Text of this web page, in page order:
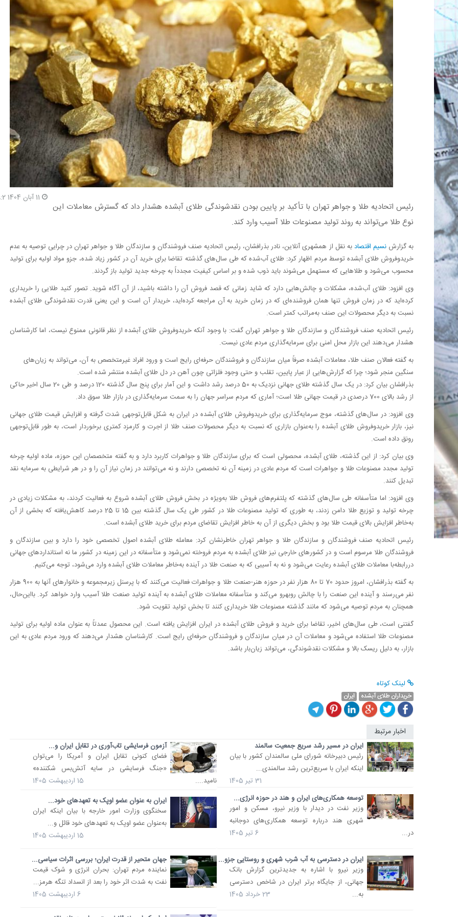
رئیس اتحادیه طلا و جواهر تهران با تأکید بر پایین بودن نقدشوندگی طلای آبشده هشدار داد که گسترش معاملات این
نوع طلا می‌تواند به روند تولید مصنوعات طلا آسیب وارد کند.
به گزارشنسیم اقتصادبه نقل از همشهری آنلاین، نادر بذرافشان، رئیس اتحادیه صنف فروشندگان و سازندگان طلا و جواهر تهران در چرایی توصیه به عدم
خریدوفروش طلای آبشده توسط مردم اظهار کرد: طلای آب‌شده که طی سال‌های گذشته تقاضا برای خرید آن در کشور زیاد شده، جزو مواد اولیه برای تولید
محسوب می‌شود و طلاهایی که مستهمل می‌شوند باید ذوب شده و بر اساس کیفیت مجدداً به چرخه جدید تولید باز گردند.
وی افزود: طلای آب‌شده، مشکلات و چالش‌هایی دارد که شاید زمانی که قصد فروش آن را داشته باشید، از آن آگاه شوید. تصور کنید طلایی را خریداری
کرده‌اید که در زمان فروش تنها همان فروشنده‌ای که در زمان خرید به آن مراجعه کرده‌اید، خریدار آن است و این یعنی قدرت نقدشوندگی طلای آبشده
نسبت به دیگر محصولات این صنف به‌مراتب کمتر است.
رئیس اتحادیه صنف فروشندگان و سازندگان طلا و جواهر تهران گفت: با وجود آنکه خریدوفروش طلای آبشده از نظر قانونی ممنوع نیست، اما کارشناسان
هشدار می‌دهند این بازار محل امنی برای سرمایه‌گذاری مردم عادی نیست.
به گفته فعالان صنف طلا، معاملات آبشده صرفاً میان سازندگان و فروشندگان حرفه‌ای رایج است و ورود افراد غیرمتخصص به آن، می‌تواند به زیان‌های
سنگین منجر شود؛ چرا که گزارش‌هایی از عیار پایین، تقلب و حتی وجود فلزاتی چون آهن در دل طلای آبشده منتشر شده است.
بذرافشان بیان کرد: در یک سال گذشته طلای جهانی نزدیک به 50 درصد رشد داشت و این آمار برای پنج سال گذشته 120 درصد و طی 20 سال اخیر حاکی
از رشد بالای 700 درصدی در قیمت جهانی طلا است؛ آماری که مردم سراسر جهان را به سمت سرمایه‌گذاری در بازار طلا سوق داد.
وی افزود: در سال‌های گذشته، ‌موج سرمایه‌گذاری برای خریدوفروش طلای آبشده در ایران به شکل قابل‌توجهی شدت گرفته و افزایش قیمت طلای جهانی
نیز، بازار خریدوفروش طلای آبشده را به‌عنوان بازاری که نسبت به دیگر محصولات صنف طلا از اجرت و کارمزد کمتری برخوردار است، به طور قابل‌توجهی
رونق داده است.
وی بیان کرد: از این گذشته، طلای آبشده، محصولی است که برای سازندگان طلا و جواهرات کاربرد دارد و به گفته متخصصان این حوزه، ماده اولیه چرخه
تولید مجدد مصنوعات طلا و جواهرات است که مردم عادی در زمینه آن نه تخصصی دارند و نه می‌توانند در زمان نیاز آن را و در هر شرایطی به سرمایه نقد
تبدیل کنند.
وی افزود: اما متأسفانه طی سال‌های گذشته که پلتفرم‌های فروش طلا به‌ویژه در بخش فروش طلای آبشده شروع به فعالیت کردند، به مشکلات زیادی در
چرخه تولید و توزیع طلا دامن زدند، به طوری که تولید مصنوعات طلا در کشور طی یک سال گذشته بین 15 تا 25 درصد کاهش‌یافته که بخشی از آن
به‌خاطر افزایش بالای قیمت طلا بود و بخش دیگری از آن به خاطر افزایش تقاضای مردم برای خرید طلای آبشده است.
رئیس اتحادیه صنف فروشندگان و سازندگان طلا و جواهر تهران خاطرنشان کرد: معامله طلای آبشده اصول تخصصی خود را دارد و بین سازندگان و
فروشندگان طلا مرسوم است و در کشورهای خارجی نیز طلای آبشده به مردم فروخته نمی‌شود و متأسفانه در این زمینه در کشور ما نه استانداردهای جهانی
دررابطه‌با معاملات طلای آبشده رعایت می‌شود و نه به آسیبی که به صنعت طلا در آینده به‌خاطر معاملات طلای آبشده وارد می‌شود، توجه می‌کنیم.
به گفته بذرافشان، امروز حدود 70 تا 80 هزار نفر در حوزه هنر-صنعت طلا و جواهرات فعالیت می‌کنند که با پرسنل زیرمجموعه و خانوارهای آنها به 900 هزار
نفر می‌رسند و آینده این صنعت را با چالش روبه‎رو می‌کند و متأسفانه معاملات طلای آبشده به آینده تولید صنعت طلا آسیب وارد خواهد کرد. بااین‌حال،
همچنان به مردم توصیه می‌شود که مانند گذشته مصنوعات طلا خریداری کنند تا بخش تولید تقویت شود.
گفتنی است، طی سال‌های اخیر، تقاضا برای خرید و فروش طلای آبشده در ایران افزایش یافته است. این محصول عمدتاً به عنوان ماده اولیه برای تولید
مصنوعات طلا استفاده می‌شود و معاملات آن در میان سازندگان و فروشندگان حرفه‌ای رایج است. کارشناسان هشدار می‌دهند که ورود مردم عادی به این
بازار، به دلیل ریسک بالا و مشکلات نقدشوندگی، می‌تواند زیان‌بار باشد.
لینک کوتاه
خریداران طلای آبشده ایران
اخبار مرتبط
ایران در مسیر رشد سریع جمعیت سالمند
رئیس دبیرخانه شورای ملی سالمندان کشور با بیان
اینکه ایران با سریع‌ترین رشد سالمندی...
31 تیر 1405
توسعه همکاری‌های ایران و هند در حوزه انرژی...
وزیر نفت در دیدار با وزیر نیرو، مسکن و امور
شهری هند درباره توسعه همکاری‌های دوجانبه
در...
6 تیر 1405
ایران در دسترسی به آب شرب شهری و روستایی جزو...
وزیر نیرو با اشاره به جدیدترین گزارش بانک
جهانی، از جایگاه برتر ایران در شاخص دسترسی
به...
23 خرداد 1405
آزمون فرسایشی تاب‌آوری در تقابل ایران و...
فضای کنونی تقابل ایران و آمریکا را می‌توان
«جنگ فرسایشی در سایه آتش‌بس شکننده»
نامید....
15 اردیبهشت 1405
ایران به‌ عنوان عضو اوپک به تعهدهای خود...
سخنگوی وزارت امور خارجه با بیان اینکه ایران
به‌عنوان عضو اوپک به تعهدهای خود قائل و...
15 اردیبهشت 1405
جهان متحیر از قدرت ایران؛ بررسی اثرات سیاسی...
نماینده مردم تهران: بحران انرژی و شوک قیمت
نفت به شدت اثر خود را بعد از انسداد تنگه هرمز...
6 اردیبهشت 1405